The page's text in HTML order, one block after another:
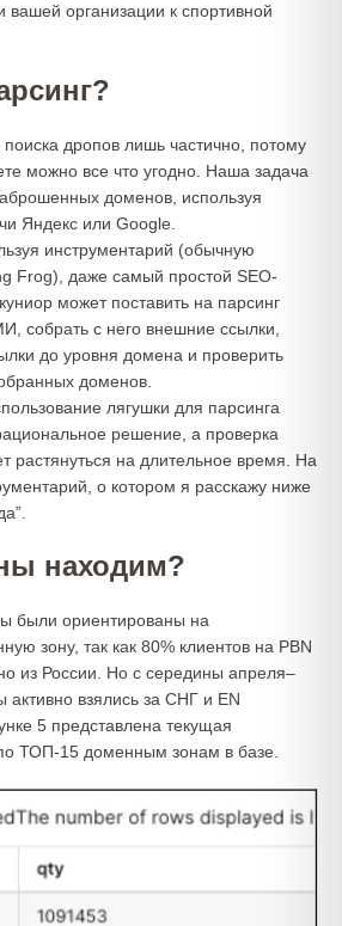
вашей организации к спортивной
поиска дропов лишь частично, потому
можно все что угодно. Наша задача
доменов, используя
Яндекс или Google.
инструментарий (обычную
Frog), даже самый простой SEO-
может поставить на парсинг
собрать с него внешние ссылки,
до уровня домена и проверить
доменов.
лягушки для парсинга
решение, а проверка
растянуться на длительное время. На
о котором я расскажу ниже
находим?
были ориентированы на
зону, так как 80% клиентов на PBN
из России. Но с середины апреля–
активно взялись за СНГ и EN
5 представлена текущая
по ТОП-15 доменным зонам в базе.